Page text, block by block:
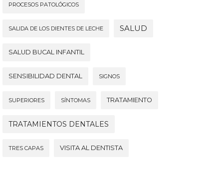
PROCESOS PATOLÓGICOS
SALIDA DE LOS DIENTES DE LECHE SALUD
SALUD BUCAL INFANTIL
SENSIBILIDAD DENTAL SIGNOS
SUPERIORES SÍNTOMAS TRATAMIENTO
TRATAMIENTOS DENTALES
TRES CAPAS VISITA AL DENTISTA